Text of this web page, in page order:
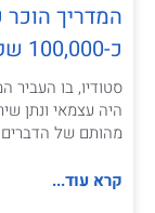
המדריך הוכר
כ-100,000 שקל
סטודיו, בו העביר
היה עצמאי ונתן
מהותם של הדברים
קרא עוד...